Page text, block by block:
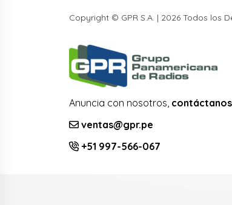
Copyright © GPR S.A. | 2026 Todos los
Anuncia con nosotros, contáctanos
ventas@gpr.pe
+51 997-566-067